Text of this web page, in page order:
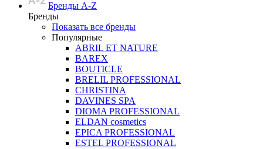
Бренды A-Z
Бренды
Показать все бренды
Популярные
ABRIL ET NATURE
BAREX
BOUTICLE
BRELIL PROFESSIONAL
CHRISTINA
DAVINES SPA
DIOMA PROFESSIONAL
ELDAN cosmetics
EPICA PROFESSIONAL
ESTEL PROFESSIONAL